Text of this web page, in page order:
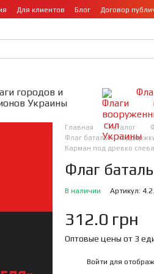
Для клиентов Блог Договор
городов и
Украины
Главная Каталог
Флаг батальон
Карман под древко слева
Флаг
В наличии Артикул:
312.0 грн
Оптовые цены от 3
Войти для